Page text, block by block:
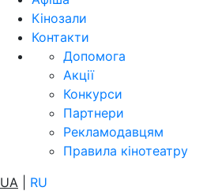
Кінозали
Контакти
Допомога
Акції
Конкурси
Партнери
Рекламодавцям
Правила кінотеатру
UA
RU